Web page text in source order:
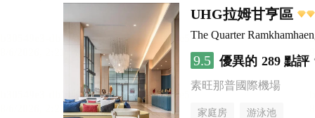
UHG拉姆甘亨區
The Quarter
9.5 優異的 289 點評
素旺那普國際機場
家庭房 游泳池